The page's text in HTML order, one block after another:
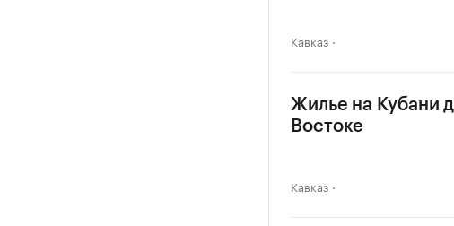
Кавказ
Жилье на Кубани
Востоке
Кавказ